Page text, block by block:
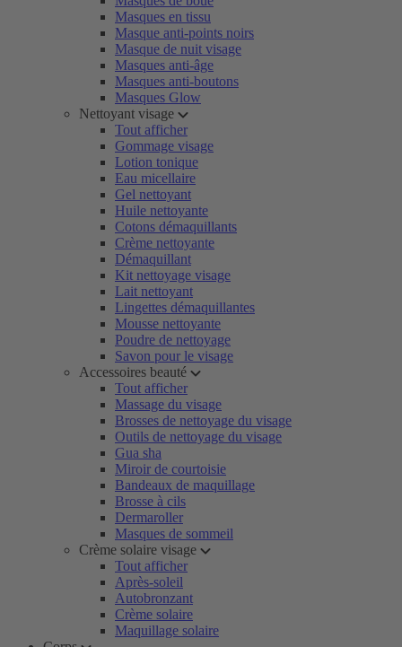
Masques en tissu
Masque anti-points noirs
Masque de nuit visage
Masques anti-âge
Masques anti-boutons
Masques Glow
Nettoyant visage
Tout afficher
Gommage visage
Lotion tonique
Eau micellaire
Gel nettoyant
Huile nettoyante
Cotons démaquillants
Crème nettoyante
Démaquillant
Kit nettoyage visage
Lait nettoyant
Lingettes démaquillantes
Mousse nettoyante
Poudre de nettoyage
Savon pour le visage
Accessoires beauté
Tout afficher
Massage du visage
Brosses de nettoyage du visage
Outils de nettoyage du visage
Gua sha
Miroir de courtoisie
Bandeaux de maquillage
Brosse à cils
Dermaroller
Masques de sommeil
Crème solaire visage
Tout afficher
Après-soleil
Autobronzant
Crème solaire
Maquillage solaire